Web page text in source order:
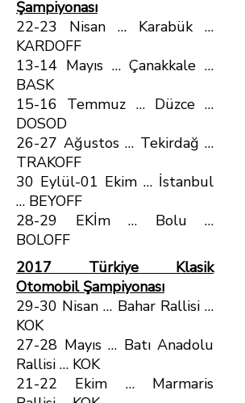
Şampiyonası
22-23 Nisan … Karabük …
KARDOFF
13-14 Mayıs … Çanakkale …
BASK
15-16 Temmuz … Düzce …
DOSOD
26-27 Ağustos … Tekirdağ …
TRAKOFF
30 Eylül-01 Ekim … İstanbul
… BEYOFF
28-29 EKİm … Bolu …
BOLOFF
2017 Türkiye Klasik
Otomobil Şampiyonası
29-30 Nisan … Bahar Rallisi …
KOK
27-28 Mayıs … Batı Anadolu
Rallisi … KOK
21-22 Ekim … Marmaris